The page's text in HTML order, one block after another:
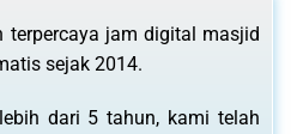
terpercaya jam digital masjid
sejak 2014.
dari 5 tahun, kami telah